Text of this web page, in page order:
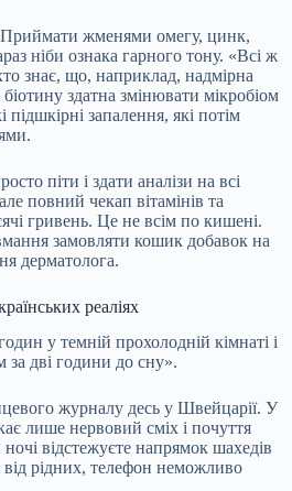
Приймати жменями омегу, цинк,
ніби ознака гарного тону. «Всі ж
знає, що, наприклад, надмірна
біотину здатна змінювати мікробіом
запалення, які потім
піти і здати аналізи на всі
повний чекап вітамінів та
гривень. Це не всім по кишені.
замовляти кошик добавок на
дерматолога.
реаліях
у темній прохолодній кімнаті і
за дві години до сну».
журналу десь у Швейцарії. У
лише нервовий сміх і почуття
відстежуєте напрямок шахедів
від рідних, телефон неможливо